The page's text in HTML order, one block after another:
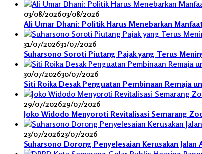
03/08/202603/08/2026
Ali Umar Dhani: Politik Harus Menebarkan
31/07/202631/07/2026
Suharsono Soroti Piutang Pajak yang Terus
30/07/202630/07/2026
Siti Roika Desak Penguatan Pembinaan Remaja
29/07/202629/07/2026
Joko Widodo Menyoroti Revitalisasi Semarang
23/07/202623/07/2026
Suharsono Dorong Penyelesaian Kerusakan Jalan